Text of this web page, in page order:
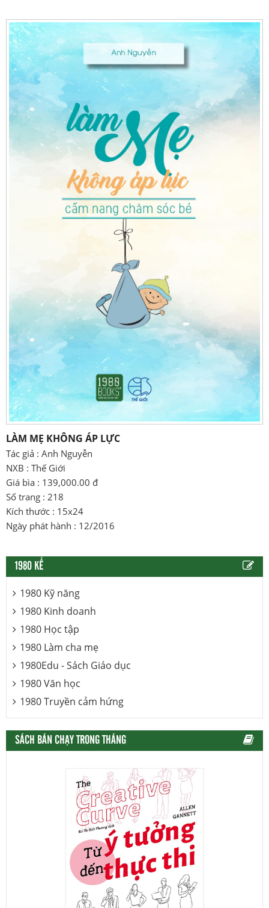
LÀM MẸ KHÔNG ÁP LỰC
Tác giả : Anh Nguyễn
NXB : Thế Giới
Giá bìa : 139,000.00 đ
Số trang : 218
Kích thước : 15x24
Ngày phát hành : 12/2016
1980 KỂ
1980 Kỹ năng
1980 Kinh doanh
1980 Học tập
1980 Làm cha mẹ
1980Edu - Sách Giáo dục
1980 Văn học
1980 Truyền cảm hứng
SÁCH BÁN CHẠY TRONG THÁNG